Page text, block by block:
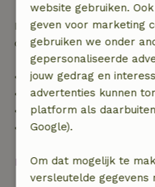
Daarna krijg je een deel
de borg terugbetaald:
• tot 42 dagen voor
• 42–28 dagen voor
• 28 dagen tot de
• op de aankomstdag of
Bekijk alles
website gebruiken.
geven voor marketing
gebruiken we onder
gepersonaliseerde
jouw gedrag en
advertenties kunnen
platform als
Google).
Om dat mogelijk te
versleutelde